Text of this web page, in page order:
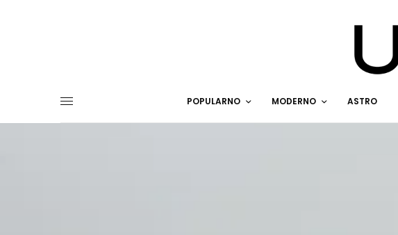
POPULARNO MODERNO ASTRO